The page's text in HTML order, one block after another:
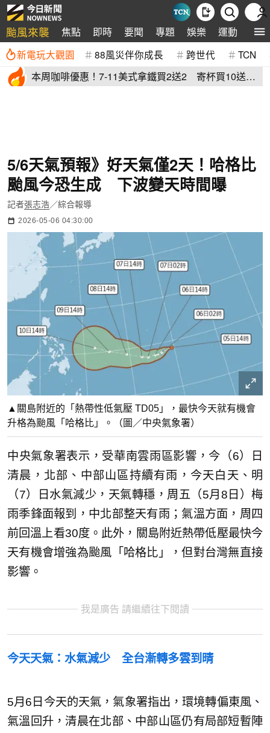
颱風來襲 焦點 即時 要聞 專題 娛樂 運動 全球
新電玩大觀園 88風災伴你成長 跨世代 TCN
本周咖啡優惠！7-11美式拿鐵買2送2 寄杯買10送
5/6天氣預報》好天氣僅2天！哈格比
颱風今恐生成 下波變天時間曝
記者張志浩／綜合報導
2026-05-06 04:30:00
▲關島附近的「熱帶性低氣壓 TD05」，最快今天就有機會
升格為颱風「哈格比」。（圖／中央氣象署）
中央氣象署表示，受華南雲雨區影響，今（6）日
清晨，北部、中部山區持續有雨，今天白天、明
（7）日水氣減少，天氣轉穩，周五（5月8日）梅
雨季鋒面報到，中北部整天有雨；氣溫方面，周四
前回溫上看30度。此外，關島附近熱帶低壓最快今
天有機會增強為颱風「哈格比」，但對台灣無直接
影響。
我是廣告 請繼續往下閱讀
今天天氣：水氣減少 全台漸轉多雲到晴
5月6日今天的天氣，氣象署指出，環境轉偏東風、
氣溫回升，清晨在北部、中部山區仍有局部短暫陣